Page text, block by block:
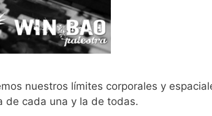
nuestros límites corporales y
de cada una y la de todas.